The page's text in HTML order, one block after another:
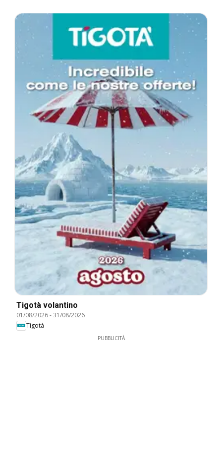
Tigotà volantino
01/08/2026-31/08/2026
Tigotà
PUBBLICITÀ